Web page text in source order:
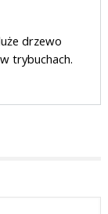
drzewo
trybuchach.